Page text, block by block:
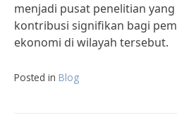
menjadi pusat penelitian
kontribusi signifikan bagi
ekonomi di wilayah tersebut.
Posted in Blog